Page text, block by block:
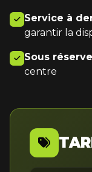
Service à
garantir la
Sous
centre